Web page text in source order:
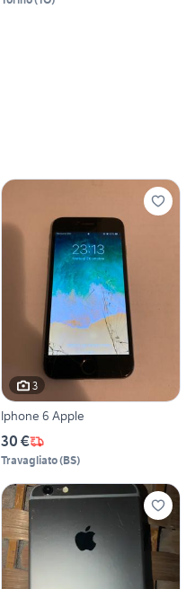
3
Iphone 6 Apple
30 €
Travagliato(BS)